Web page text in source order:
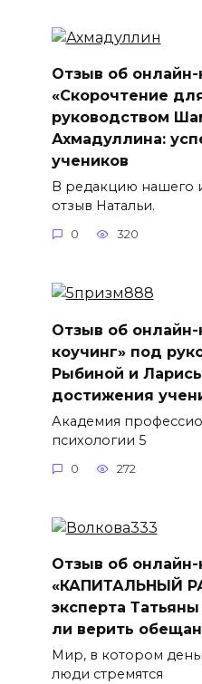
Отзыв об онлайн-
«Скорочтение
руководством
Ахмадуллина:
учеников
В редакцию нашего
отзыв Натальи.
0 320
Отзыв об онлайн-
коучинг» под
Рыбиной и
достижения
Академия
психологии 5
0 272
Отзыв об онлайн-
«КАПИТАЛЬНЫЙ
эксперта
ли верить
Мир, в котором
люди стремятся